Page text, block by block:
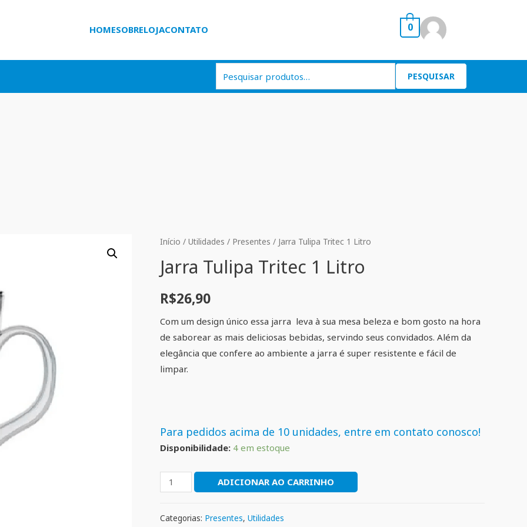
HOMESOBRELOJACONTATO 0
PESQUISAR
Início / Utilidades / Presentes / Jarra Tulipa Tritec 1 Litro
Jarra Tulipa Tritec 1 Litro
R$26,90
Com um design único essa jarra leva à sua mesa beleza e bom gosto na hora
de saborear as mais deliciosas bebidas, servindo seus convidados. Além da
elegância que confere ao ambiente a jarra é super resistente e fácil de
limpar.
Para pedidos acima de 10 unidades, entre em contato conosco!
Disponibilidade: 4 em estoque
ADICIONAR AO CARRINHO
Categorias: Presentes, Utilidades